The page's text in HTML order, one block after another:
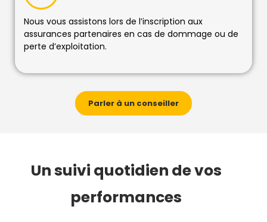
Nous vous assistons lors de l’inscription aux
assurances partenaires en cas de dommage ou de
perte d’exploitation.
Parler à un conseiller
Un suivi quotidien de vos
performances